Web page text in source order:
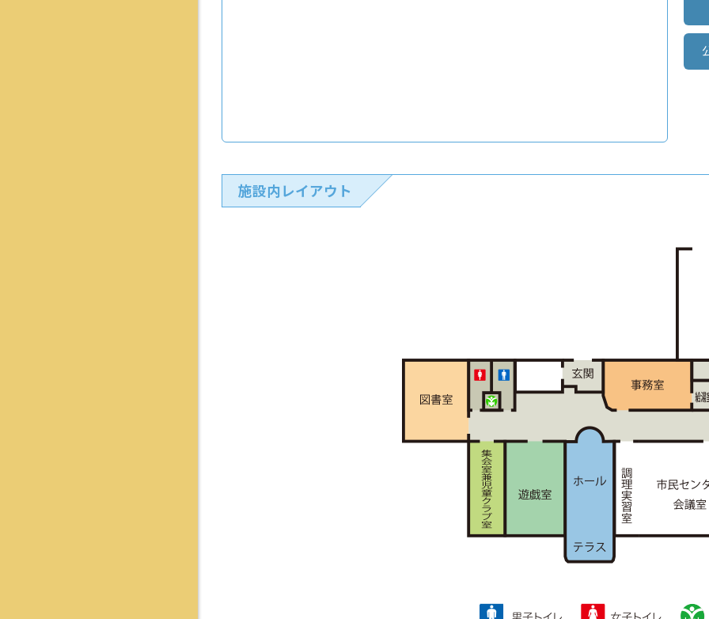
施設内レイアウト